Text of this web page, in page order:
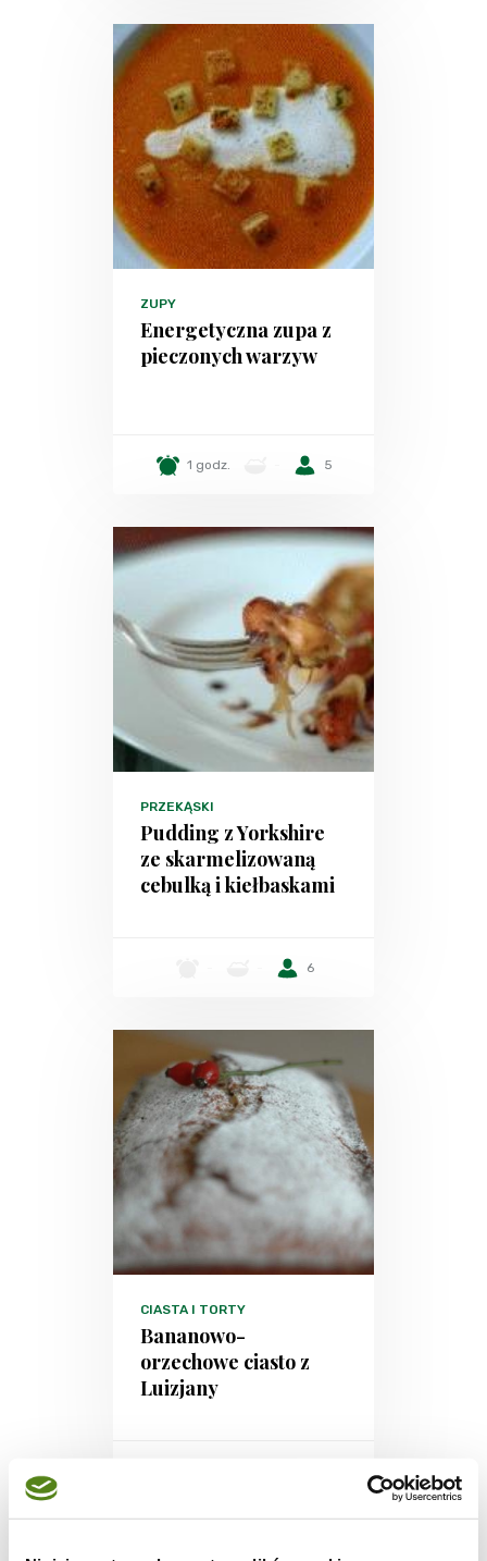
ZUPY
Energetyczna zupa z
pieczonych warzyw
1 godz. 5
PRZEKĄSKI
Pudding z Yorkshire
ze skarmelizowaną
cebulką i kiełbaskami
6
CIASTA I TORTY
Bananowo-
orzechowe ciasto z
Luizjany